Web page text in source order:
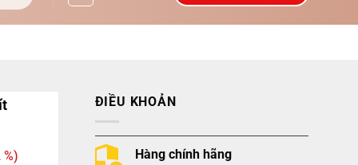
ĐIỀU KHOẢN
Hàng chính hãng